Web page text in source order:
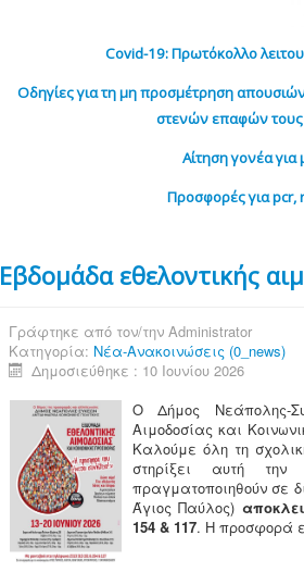
Covid-19: Πρωτόκολλο
Οδηγίες για τη μη προσμέτρηση
στενών επαφών τους
Αίτηση γονέα
Προσφορές για
Εβδομάδα εθελοντικής
Γράφτηκε από τον/την Administrator
Κατηγορία: Νέα-Ανακοινώσεις (0_news)
Δημοσιεύθηκε : 10 Ιουνίου 2026
Ο Δήμος Νεάπολης-
Αιμοδοσίας και
Καλούμε όλη τη
στηρίξει αυτή
πραγματοποιηθούν σε
Άγιος Παύλος)
154 & 117. Η προσφορά